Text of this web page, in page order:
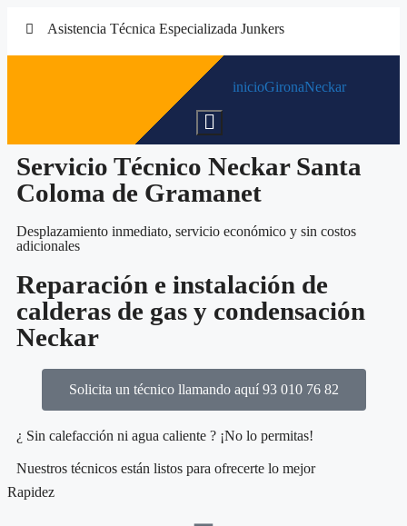
Asistencia Técnica Especializada Junkers
inicioGironaNeckar
Menú
conmutador
hamburguesa
Servicio Técnico Neckar Santa
Coloma de Gramanet
Desplazamiento inmediato, servicio económico y sin costos
adicionales
Reparación e instalación de
calderas de gas y condensación
Neckar
Solicita un técnico llamando aquí 93 010 76 82
¿ Sin calefacción ni agua caliente ? ¡No lo permitas!
Nuestros técnicos están listos para ofrecerte lo mejor
Rapidez